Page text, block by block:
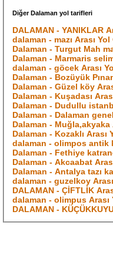
Diğer Dalaman yol tarifleri
DALAMAN - YANIKLAR
dalaman - mazı Arası
Dalaman - Turgut Mah
Dalaman - Marmaris
dalaman - göcek Arası
Dalaman - Bozüyük
Dalaman - Güzel köy
Dalaman - Kuşadası
Dalaman - Dudullu
Dalaman - Dalaman
Dalaman - Muğla,akyaka
Dalaman - Kozaklı Arası
dalaman - olimpos antik
Dalaman - Fethiye
Dalaman - Akcaabat
Dalaman - Antalya tazı
dalaman - guzelkoy
DALAMAN - ÇİFTLİK
dalaman - olimpus Arası
DALAMAN -